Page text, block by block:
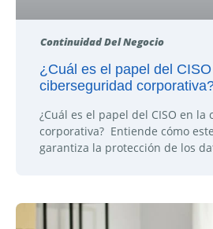
Continuidad Del Negocio
¿Cuál es el papel del
ciberseguridad
¿Cuál es el papel del CISO en
corporativa? Entiende cómo
garantiza la protección de los